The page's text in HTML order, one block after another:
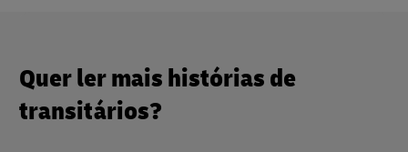
Quer ler mais histórias de
transitários?